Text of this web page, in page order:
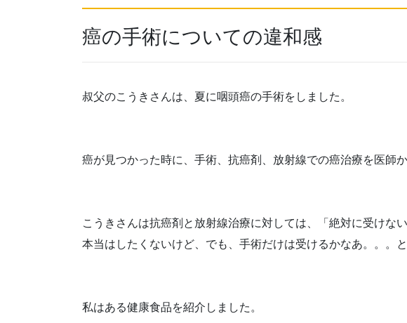
癌の手術についての違和感
叔父のこうきさんは、夏に咽頭癌の手術をしました。
癌が見つかった時に、手術、抗癌剤、放射線での癌治療を医師
こうきさんは抗癌剤と放射線治療に対しては、「絶対に受けな
本当はしたくないけど、でも、手術だけは受けるかなあ。。。と
私はある健康食品を紹介しました。